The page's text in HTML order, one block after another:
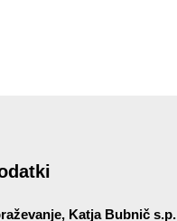
Katja Bubnič s.p.